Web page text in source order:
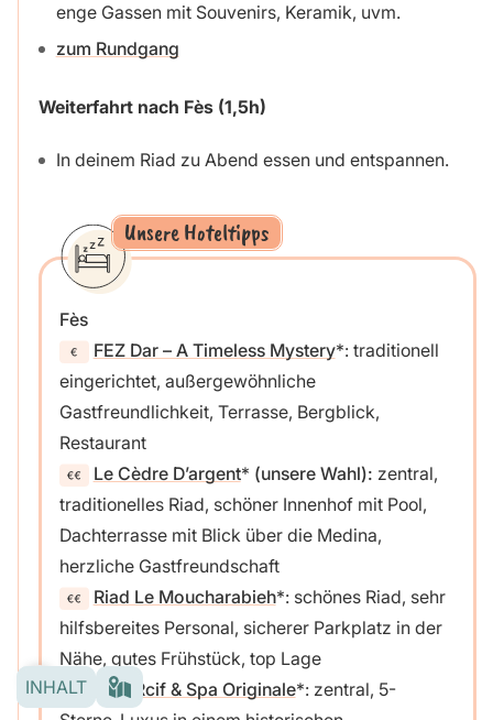
enge Gassen mit Souvenirs, Keramik, uvm.
zum Rundgang
Weiterfahrt nach Fès (1,5h)
In deinem Riad zu Abend essen und entspannen.
Unsere Hoteltipps
Fès
FEZ Dar – A Timeless Mystery : traditionell
eingerichtet, außergewöhnliche
Gastfreundlichkeit, Terrasse, Bergblick,
Restaurant
Le Cèdre D’argent
(unsere Wahl): zentral,
traditionelles Riad, schöner Innenhof mit Pool,
Dachterrasse mit Blick über die Medina,
herzliche Gastfreundschaft
Riad Le Moucharabieh : schönes Riad, sehr
hilfsbereites Personal, sicherer Parkplatz in der
Nähe, gutes Frühstück, top Lage
Riad Rcif & Spa Originale : zentral, 5-
INHALT